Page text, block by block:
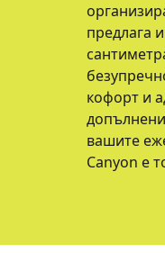
предлага
кофорт и
вашите
Canyon е